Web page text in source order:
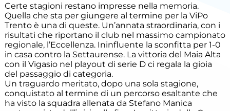
Certe stagioni restano impresse nella memoria.
Quella che sta per giungere al termine per la ViPo
Trento è una di queste. Un’annata straordinaria, con i
risultati che riportano il club nel massimo campionato
regionale, l’Eccellenza. Ininfluente la sconfitta per 1-0
in casa contro la Settaurense. La vittoria del Maia Alta
con il Vigasio nel playout di serie D ci regala la gioia
del passaggio di categoria.
Un traguardo meritato, dopo una sola stagione,
conquistato al termine di un percorso esaltante che
ha visto la squadra allenata da Stefano Manica
Calcio a
cinque
Camp
Estivo
Eccellenza